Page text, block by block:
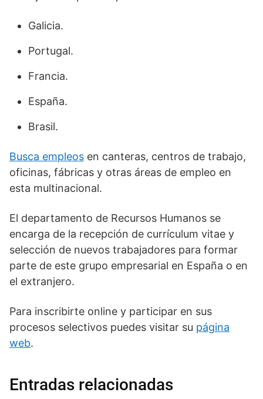
Galicia.
Portugal.
Francia.
España.
Brasil.
Busca empleos en canteras, centros de trabajo,
oficinas, fábricas y otras áreas de empleo en
esta multinacional.
El departamento de Recursos Humanos se
encarga de la recepción de currículum vitae y
selección de nuevos trabajadores para formar
parte de este grupo empresarial en España o en
el extranjero.
Para inscribirte online y participar en sus
procesos selectivos puedes visitar su página
web.
Entradas relacionadas